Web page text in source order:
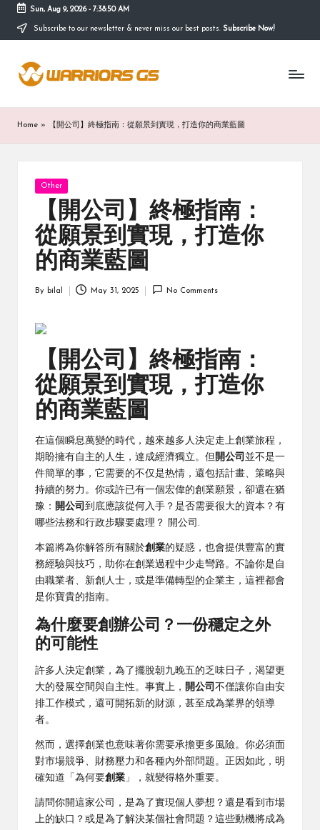
Skip
content
Sun, Aug 9, 2026- 7:38:50 AM
Subscribe to our newsletter & never miss our best posts. Subscribe Now!
Home » 【開公司】終極指南：從願景到實現，打造你的商業藍圖
Posted
Other
【開公司】終極指南：
從願景到實現，打造你
的商業藍圖
Posted
By bilal May 31, 2025 No Comments
【開公司】終極指南：
從願景到實現，打造你
的商業藍圖
在這個瞬息萬變的時代，越來越多人決定走上創業旅程，
期盼擁有自主的人生，達成經濟獨立。但 開公司 並不是一
件簡單的事，它需要的不仅是热情，還包括計畫、策略與
持續的努力。你或許已有一個宏偉的創業願景，卻還在猶
豫：
開公司 到底應該從何入手？是否需要很大的資本？有
哪些法務和行政步驟要處理？
開公司
本篇將為你解答所有關於創業的疑惑，也會提供豐富的實
務經驗與技巧，助你在創業過程中少走彎路。不論你是自
由職業者、新創人士，或是準備轉型的企業主，這裡都會
是你寶貴的指南。
為什麼要創辦公司 ？一份穩定之外
的可能性
許多人決定創業，為了擺脫朝九晚五的乏味日子，渴望更
大的發展空間與自主性。事實上，
開公司 不僅讓你自由安
排工作模式，還可開拓新的財源，甚至成為業界的領導
者。
然而，選擇創業也意味著你需要承擔更多風險。你必須面
對市場競爭、財務壓力和各種內外部問題。正因如此，明
確知道「為何要創業 」，就變得格外重要。
請問你開這家公司，是為了實現個人夢想？還是看到市場
上的缺口？或是為了解決某個社會問題？這些動機將成為